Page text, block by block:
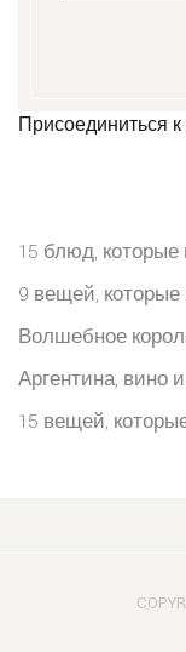
Присоединиться
15 блюд,
9 вещей, которые
Волшебное
Аргентина, вино
15 вещей,